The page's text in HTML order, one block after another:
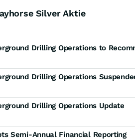
Silver Aktie
Drilling Operations to
Drilling Operations
Drilling Operations Update
Semi-Annual Financial Reporting